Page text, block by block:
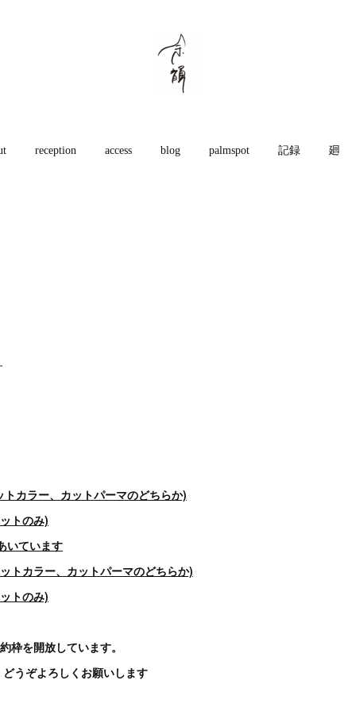
reception access blog palmspot 記録 廻
カラー、カットパーマのどちらか)
トのみ)
いています
トカラー、カットパーマのどちらか)
トのみ)
枠を開放しています。
うぞよろしくお願いします